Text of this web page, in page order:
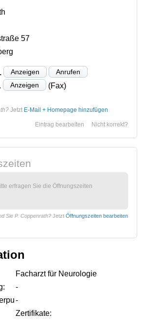
57
Anzeigen Anrufen
Anzeigen (Fax)
Jetzt E-Mail + Homepage hinzufügen
Nicht korrekt?
Eintrag bearbeiten
erfragen Sie die Öffnungszeiten
Sie P. Coppenrath? Jetzt Öffnungszeiten bearbeiten
Facharzt für Neurologie
-
-
Zertifikate: